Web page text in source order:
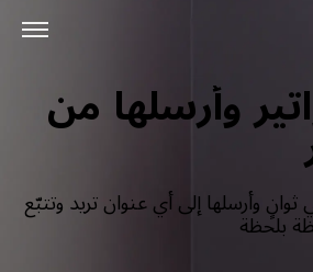
وأرسلها من
ثوانٍ وأرسلها إلى أي عنوان تريد وتتبّع
بلحظة